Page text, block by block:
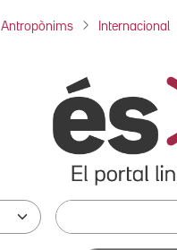
Antropònims Internacional